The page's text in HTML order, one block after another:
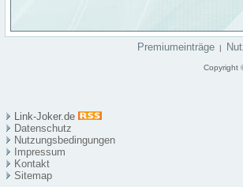
Premiumeinträge |
Copyright
Link-Joker.de
Datenschutz
Nutzungsbedingungen
Impressum
Kontakt
Sitemap